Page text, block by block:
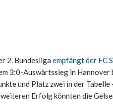
2. Bundesliga empfängt der FC
3:0-Auswärtssieg in
und Platz zwei in der Tabelle
Erfolg könnten die